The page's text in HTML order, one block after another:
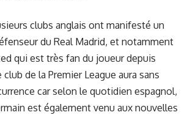
clubs anglais ont manifesté un
du Real Madrid, et notamment
qui est très fan du joueur depuis
de la Premier League aura sans
car selon le quotidien espagnol,
est également venu aux nouvelles